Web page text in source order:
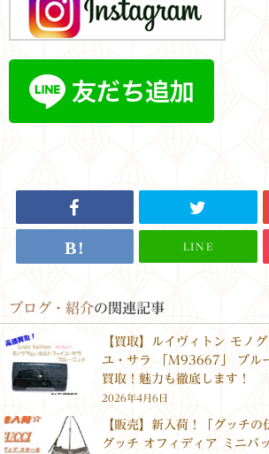
LINE
ブログ・紹介の関連記事
【買取】ルイヴィトン モノ
ユ・サラ 「M93667」 ブル
買取！魅力も徹底します！
2026年4月6日
【販売】新入荷！「グッチの
グッチ オフィディア ミニバ